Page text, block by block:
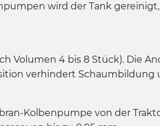
wird der Tank
Volumen 4 bis 8 Stück). Die
verhindert
Kolbenpumpe von der